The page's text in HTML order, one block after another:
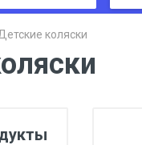
коляски